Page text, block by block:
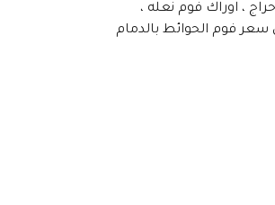
، اوراك فوم نعله ،
سعر فوم الحوائط بالدمام